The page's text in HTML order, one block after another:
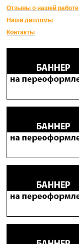
Отзывы о нашей работе
Наши дипломы
Контакты